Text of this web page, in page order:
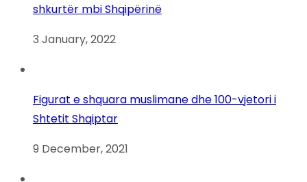
shkurtër mbi Shqipërinë
3 January, 2022
Figurat e shquara muslimane dhe 100-vjetori i
Shtetit Shqiptar
9 December, 2021